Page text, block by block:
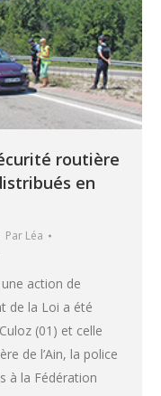
routière
en
Par Léa
action de
de la Loi a été
(01) et celle
de l’Ain, la police
à la Fédération